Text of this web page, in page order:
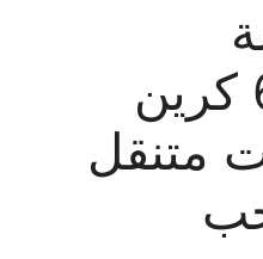
67733663 كرين
متنقل